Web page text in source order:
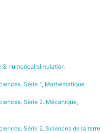
numerical simulation
Série 1, Mathématique
Série 2. Mécanique,
Série 2. Sciences de la terre